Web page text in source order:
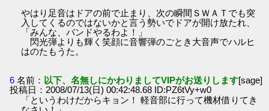
やはり足音はドアの前で止まり、次の瞬間ＳＷＡＴでも突
入してくるのではないかと言う勢いでドアが開け放たれ、
「みんな、バンドやるわよ！」
閃光弾よりも輝く笑顔に音響弾のごとき大音声でハルヒ
はのたもうた。
6 名前： 以下、名無しにかわりましてVIPがお送りします[sage]
投稿日：2008/07/13(日) 00:42:48.68 ID:PZ6tVy+w0
「というわけだからキョン！ 軽音部に行って機材借りてき